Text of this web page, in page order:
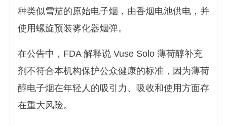
种类似雪茄的原始电子烟，由香烟电池供电，并
使用螺旋预装雾化器烟弹。
在公告中，FDA 解释说 Vuse Solo 薄荷醇补充
剂不符合本机构保护公众健康的标准，因为薄荷
醇电子烟在年轻人的吸引力、吸收和使用方面存
在重大风险。